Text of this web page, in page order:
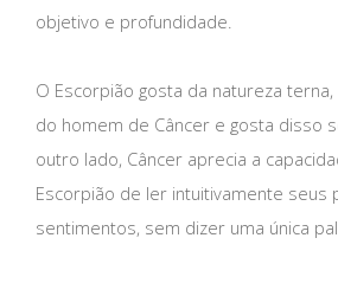
objetivo e profundidade.
O Escorpião gosta da natureza
do homem de Câncer e gosta disso
outro lado, Câncer aprecia a
Escorpião de ler intuitivamente seus
sentimentos, sem dizer uma única